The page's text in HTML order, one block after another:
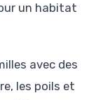
un habitat
avec des
les poils et